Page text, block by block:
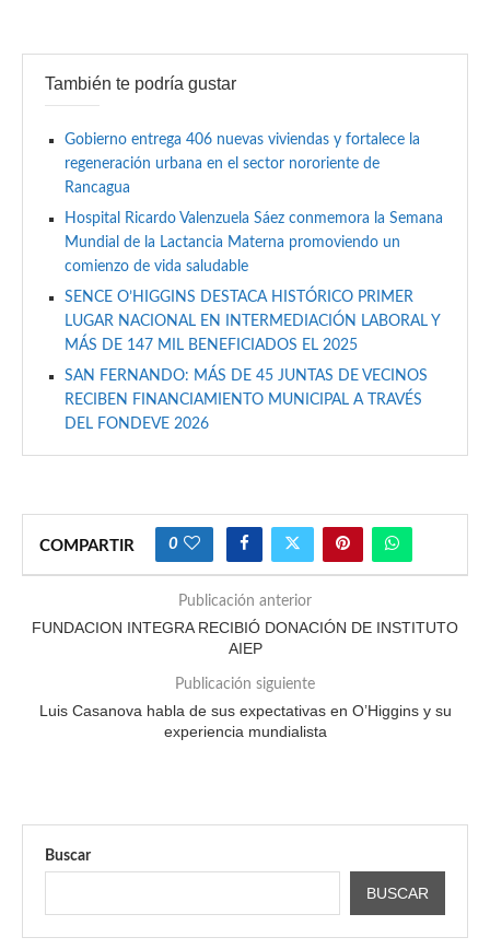
También te podría gustar
Gobierno entrega 406 nuevas viviendas y fortalece la
regeneración urbana en el sector nororiente de
Rancagua
Hospital Ricardo Valenzuela Sáez conmemora la Semana
Mundial de la Lactancia Materna promoviendo un
comienzo de vida saludable
SENCE O’HIGGINS DESTACA HISTÓRICO PRIMER
LUGAR NACIONAL EN INTERMEDIACIÓN LABORAL Y
MÁS DE 147 MIL BENEFICIADOS EL 2025
SAN FERNANDO: MÁS DE 45 JUNTAS DE VECINOS
RECIBEN FINANCIAMIENTO MUNICIPAL A TRAVÉS
DEL FONDEVE 2026
COMPARTIR 0
Publicación anterior
FUNDACION INTEGRA RECIBIÓ DONACIÓN DE INSTITUTO
AIEP
Publicación siguiente
Luis Casanova habla de sus expectativas en O’Higgins y su
experiencia mundialista
Buscar
BUSCAR